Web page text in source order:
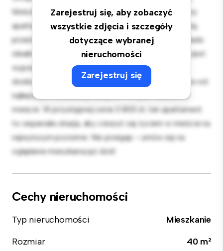
Zarejestruj się, aby zobaczyć
wszystkie zdjęcia i szczegóły
dotyczące wybranej
nieruchomości
Zarejestruj się
Mokotów, Warszawa, mazowieckie! Ten nowoczesny
apartament z 2 sypialniami oferuje stylową i przytulną
przestrzeń do zamieszkania. Otwarta koncepcja układu
idealnie nadaje się do rozrywki, a elegancka kuchnia jest
wyposażona w najwyższej jakości sprzęt. Dzięki
doskonałej lokalizacji będziesz zaledwie kilka kroków od
najlepszych restauracji, sklepów i miejsc rozrywki w
mieście. W przystępnej cenie 3 800 zł, ten apartament
to wspaniała okazja, aby cieszyć się życiem w mieście na
najwyższym poziomie. Nie przegap – umów się na
oglądanie mieszkania już dziś!
Cechy nieruchomości
Typ nieruchomości
Mieszkanie
Rozmiar
40 m²